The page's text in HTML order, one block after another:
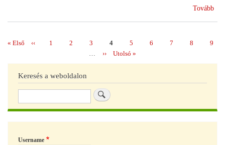
Tovább
az
Első
« Első
Előző
‹‹ Page
1 Page
2 Page
3 Page
4 Page
5 Page
6 Page
7 Page
8 Page
9
Következő
oldal
››
Utolsó
oldal
Utolsó »
Keresés a weboldalon
Keresés
Username